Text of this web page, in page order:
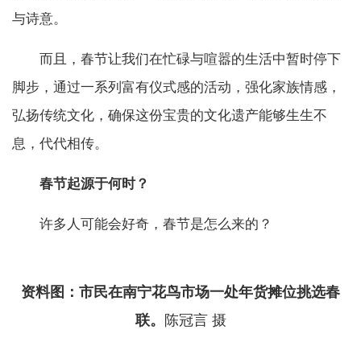
与诗意。
而且，春节让我们在忙碌与喧嚣的生活中暂时停下
脚步，通过一系列富有仪式感的活动，强化家族情感，
弘扬传统文化，确保这份宝贵的文化遗产能够生生不
息，代代相传。
春节起源于何时？
许多人可能会好奇，春节是怎么来的？
资料图：市民在南宁花鸟市场一处年货摊位挑选春
联。
陈冠言 摄